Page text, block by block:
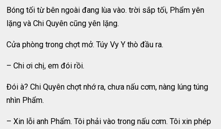
Bóng tối từ bên ngoài đang lùa vào. trời sắp tối, Phẩm yên
lặng và Chi Quyên cũng yên lặng.
Cửa phòng trong chợt mở. Túy Vy Y thò đầu ra.
– Chi ơi chị, em đói rồi.
Đói à? Chi Quyên chợt nhớ ra, chưa nấu cơm, nàng lúng túng
nhìn Phẩm.
– Xin lỗi anh Phẩm. Tôi phải vào trong nấu cơm. Tôi xin phép